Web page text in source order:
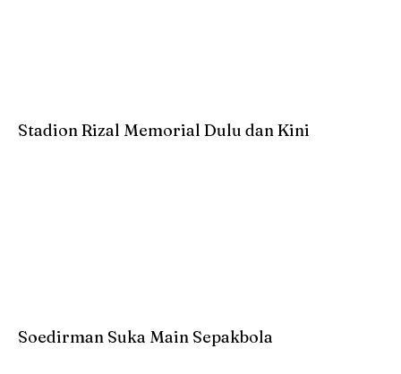
Stadion Rizal Memorial Dulu dan Kini
Soedirman Suka Main Sepakbola